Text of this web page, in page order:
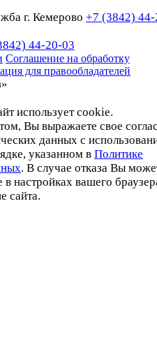
г. Кемерово +7 (3842)
44-20-03
Соглашение на обработку
для правообладателей
использует cookie.
Вы выражаете свое
данных с
указанном в Политике
. В случае отказа Вы
настройках вашего
сайта.